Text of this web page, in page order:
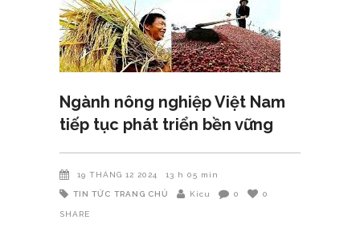
Ngành nông nghiệp Việt Nam
tiếp tục phát triển bền vững
19 THÁNG 12 2024 13 h 05 min
TIN TỨC TRANG CHỦ Kicu 0 0
SHARE